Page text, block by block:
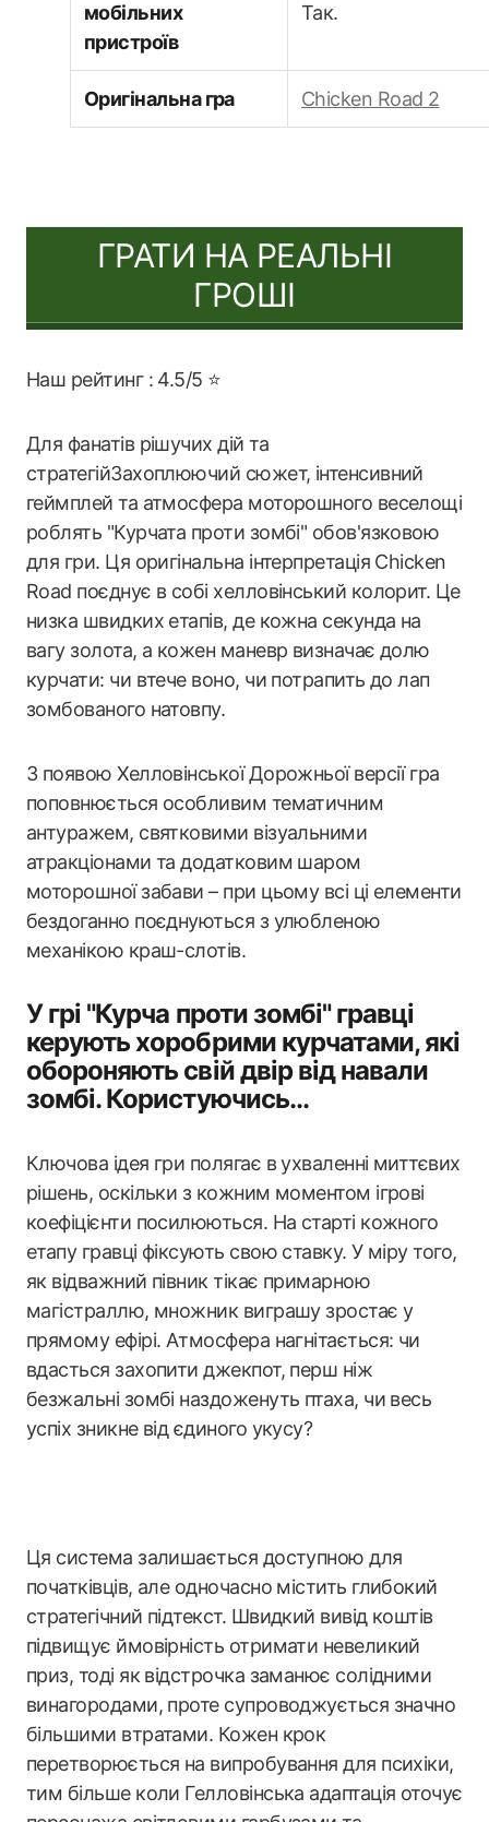
мобільних
пристроїв
Так.
Оригінальна гра Chicken Road 2
ГРАТИ НА РЕАЛЬНІ
ГРОШІ
Наш рейтинг : 4.5/5 ⭐
Для фанатів рішучих дій та
стратегійЗахоплюючий сюжет, інтенсивний
геймплей та атмосфера моторошного веселощі
роблять "Курчата проти зомбі" обов'язковою
для гри. Ця оригінальна інтерпретація Chicken
Road поєднує в собі хелловінський колорит. Це
низка швидких етапів, де кожна секунда на
вагу золота, а кожен маневр визначає долю
курчати: чи втече воно, чи потрапить до лап
зомбованого натовпу.
З появою Хелловінської Дорожньої версії гра
поповнюється особливим тематичним
антуражем, святковими візуальними
атракціонами та додатковим шаром
моторошної забави – при цьому всі ці елементи
бездоганно поєднуються з улюбленою
механікою краш-слотів.
У грі "Курча проти зомбі" гравці
керують хоробрими курчатами, які
обороняють свій двір від навали
зомбі. Користуючись...
Ключова ідея гри полягає в ухваленні миттєвих
рішень, оскільки з кожним моментом ігрові
коефіцієнти посилюються. На старті кожного
етапу гравці фіксують свою ставку. У міру того,
як відважний півник тікає примарною
магістраллю, множник виграшу зростає у
прямому ефірі. Атмосфера нагнітається: чи
вдасться захопити джекпот, перш ніж
безжальні зомбі наздоженуть птаха, чи весь
успіх зникне від єдиного укусу?
Ця система залишається доступною для
початківців, але одночасно містить глибокий
стратегічний підтекст. Швидкий вивід коштів
підвищує ймовірність отримати невеликий
приз, тоді як відстрочка заманює солідними
винагородами, проте супроводжується значно
більшими втратами. Кожен крок
перетворюється на випробування для психіки,
тим більше коли Гелловінська адаптація оточує